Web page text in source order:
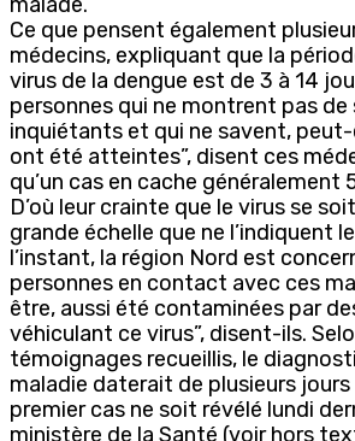
Ce que pensent également
médecins, expliquant que la
virus de la dengue est de 3 à 14
personnes qui ne montrent pas
inquiétants et qui ne savent, peut-
ont été atteintes”, disent ces
qu’un cas en cache généralement
D’où leur crainte que le virus se
grande échelle que ne l’indiquent
l’instant, la région Nord est
personnes en contact avec ces
être, aussi été contaminées par
véhiculant ce virus”, disent-ils.
témoignages recueillis, le
maladie daterait de plusieurs
premier cas ne soit révélé lundi
ministère de la Santé (voir hors